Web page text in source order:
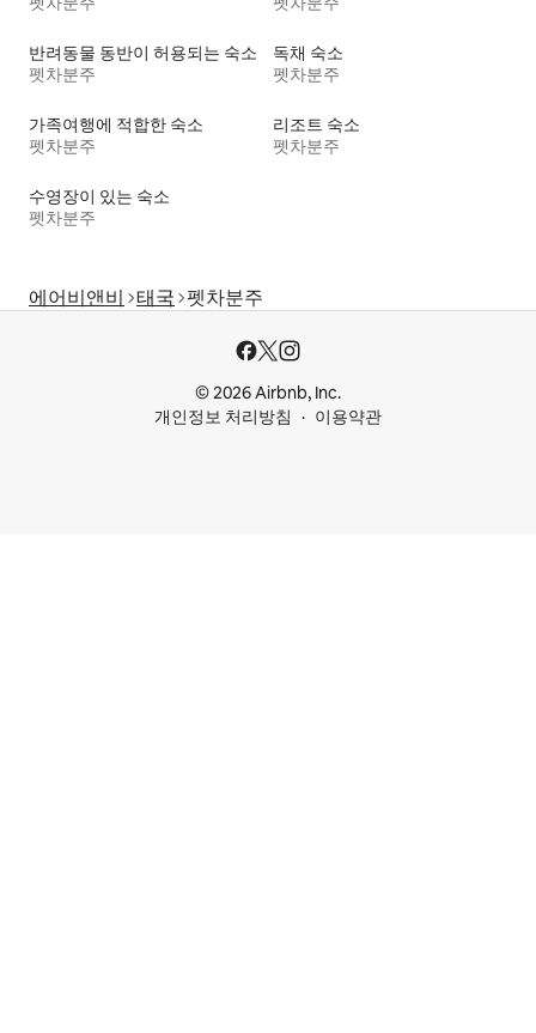
반려동물 동반이 허용되는 숙소
펫차분주
독채 숙소
펫차분주
가족여행에 적합한 숙소
펫차분주
리조트 숙소
펫차분주
수영장이 있는 숙소
펫차분주
에어비앤비 태국 펫차분주
© 2026 Airbnb, Inc.
개인정보 처리방침
이용약관